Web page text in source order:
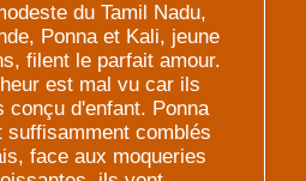
du Tamil Nadu,
Ponna et Kali, jeune
filent le parfait amour.
est mal vu car ils
conçu d'enfant. Ponna
suffisamment comblés
face aux moqueries